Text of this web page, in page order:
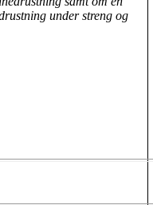
under streng og